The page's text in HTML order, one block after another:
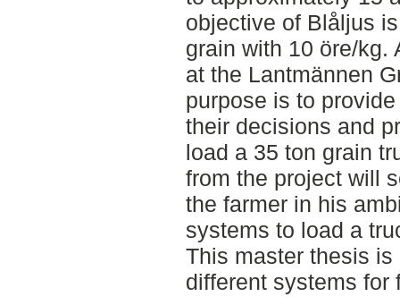
objective of Blåljus
grain with 10 öre/kg.
at the Lantmännen
purpose is to
their decisions and
load a 35 ton grain
from the project will
the farmer in his
systems to load a
This master thesis
different systems for